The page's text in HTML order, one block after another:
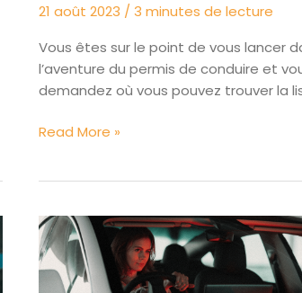
21 août 2023 / 3 minutes de lecture
Vous êtes sur le point de vous lancer
l’aventure du permis de conduire et
demandez où vous pouvez trouver la
Où
la
liste
des
centres
Read More »